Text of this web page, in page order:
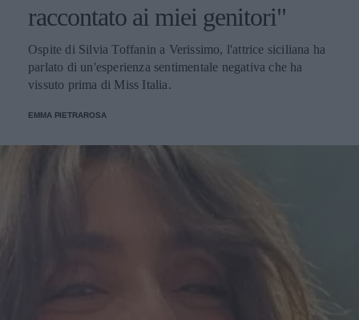
raccontato ai miei genitori"
Ospite di Silvia Toffanin a Verissimo, l'attrice siciliana ha
parlato di un'esperienza sentimentale negativa che ha
vissuto prima di Miss Italia.
EMMA PIETRAROSA